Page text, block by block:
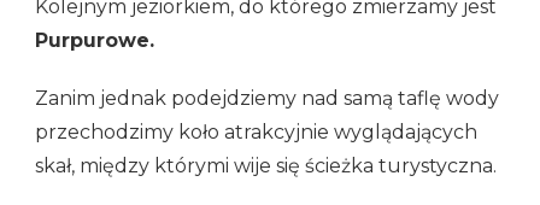
Kolejnym jeziorkiem, do którego zmierzamy jest
Purpurowe.
Zanim jednak podejdziemy nad samą taflę wody
przechodzimy koło atrakcyjnie wyglądających
skał, między którymi wije się ścieżka turystyczna.